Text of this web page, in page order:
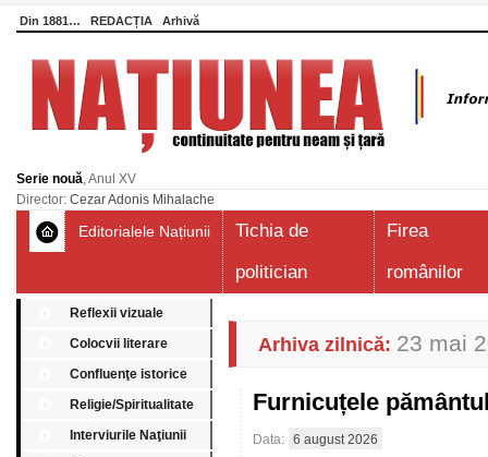
Din 1881… REDACȚIA Arhivă
Serie nouă, Anul XV
Director: Cezar Adonis Mihalache
Editorialele Națiunii
Tichia de
politician
Firea
românilor
Reflexii vizuale
Colocvii literare
Confluenţe istorice
Religie/Spiritualitate
Interviurile Naţiunii
Arhiva zilnică: 23 mai
Furnicuțele
Data: 6 august 2026